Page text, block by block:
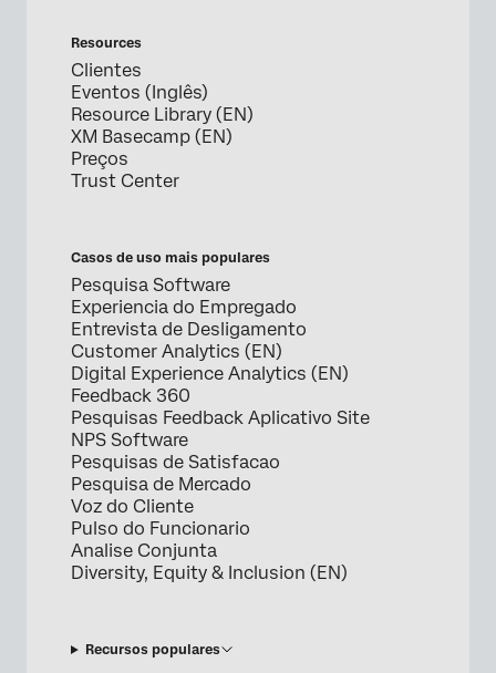
Resources
Clientes
Eventos (Inglês)
Resource Library (EN)
XM Basecamp (EN)
Preços
Trust Center
Casos de uso mais populares
Pesquisa Software
Experiencia do Empregado
Entrevista de Desligamento
Customer Analytics (EN)
Digital Experience Analytics (EN)
Feedback 360
Pesquisas Feedback Aplicativo Site
NPS Software
Pesquisas de Satisfacao
Pesquisa de Mercado
Voz do Cliente
Pulso do Funcionario
Analise Conjunta
Diversity, Equity & Inclusion (EN)
Recursos populares